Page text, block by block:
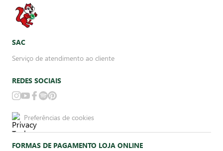
SAC
Serviço de atendimento ao cliente
REDES SOCIAIS
Preferências de cookies
FORMAS DE PAGAMENTO LOJA ONLINE